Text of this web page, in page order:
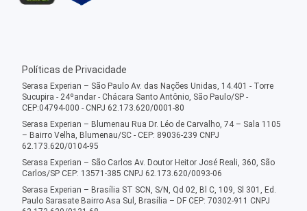
Políticas de Privacidade
Serasa Experian – São Paulo Av. das Nações Unidas, 14.401 - Torre
Sucupira - 24ºandar - Chácara Santo Antônio, São Paulo/SP -
CEP:04794-000 - CNPJ 62.173.620/0001-80
Serasa Experian – Blumenau Rua Dr. Léo de Carvalho, 74 – Sala 1105
– Bairro Velha, Blumenau/SC - CEP: 89036-239 CNPJ
62.173.620/0104-95
Serasa Experian – São Carlos Av. Doutor Heitor José Reali, 360, São
Carlos/SP CEP: 13571-385 CNPJ 62.173.620/0093-06
Serasa Experian – Brasília ST SCN, S/N, Qd 02, Bl C, 109, Sl 301, Ed.
Paulo Sarasate Bairro Asa Sul, Brasília – DF CEP: 70302-911 CNPJ